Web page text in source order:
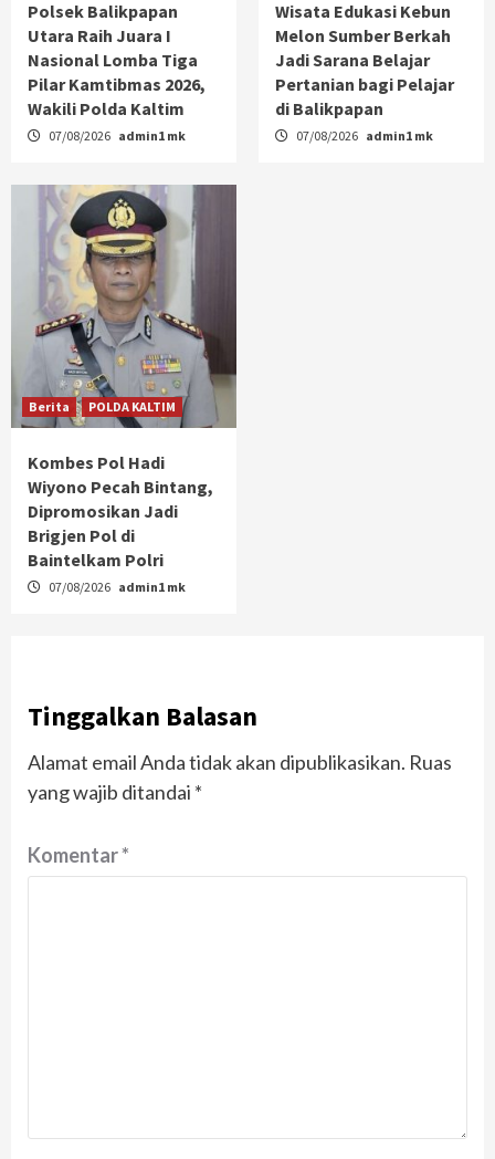
Polsek Balikpapan
Utara Raih Juara I
Nasional Lomba Tiga
Pilar Kamtibmas 2026,
Wakili Polda Kaltim
07/08/2026 admin1 mk
Wisata Edukasi Kebun
Melon Sumber Berkah
Jadi Sarana Belajar
Pertanian bagi Pelajar
di Balikpapan
07/08/2026 admin1 mk
Berita POLDA KALTIM
Kombes Pol Hadi
Wiyono Pecah Bintang,
Dipromosikan Jadi
Brigjen Pol di
Baintelkam Polri
07/08/2026 admin1 mk
Tinggalkan Balasan
Alamat email Anda tidak akan dipublikasikan. Ruas
yang wajib ditandai *
Komentar*